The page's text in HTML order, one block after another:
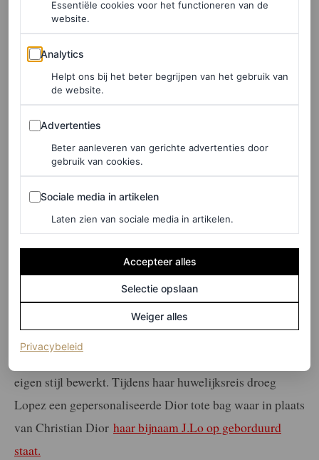
©FOTO: YANNIS VLAMOS / INDIGITAL.TV
Dior Book-tote anno 2022
De Dior Book-tote is inmiddels uitgegroeid tot
modestatement. Wie de tas aan wil schaffen heeft geluk.
De keuze – van ontwerp tot grootte – is namelijk enorm.
Op dit moment zijn ze de jongste iconische tassen van
het modehuis en verkrijgbaar in vier maten: mini, small,
medium en large (een middelgrote à la J.Lo kost
2.700,00 euro). Ook is het mogelijk om de
eigen stijl bewerkt. Tijdens haar huwelijksreis droeg
Lopez een gepersonaliseerde Dior tote bag waar in plaats
van Christian Dior haar bijnaam J.Lo op geborduurd
staat.
Essentiële cookies voor het functioneren van de
website.
Analytics
Analytics
Helpt ons bij het beter begrijpen van het gebruik van
de website.
Advertenties
Advertenties
Beter aanleveren van gerichte advertenties door
gebruik van cookies.
Sociale media in artikelen
Sociale media in artikelen
Laten zien van sociale media in artikelen.
Accepteer alles
Selectie opslaan
Weiger alles
Privacybeleid